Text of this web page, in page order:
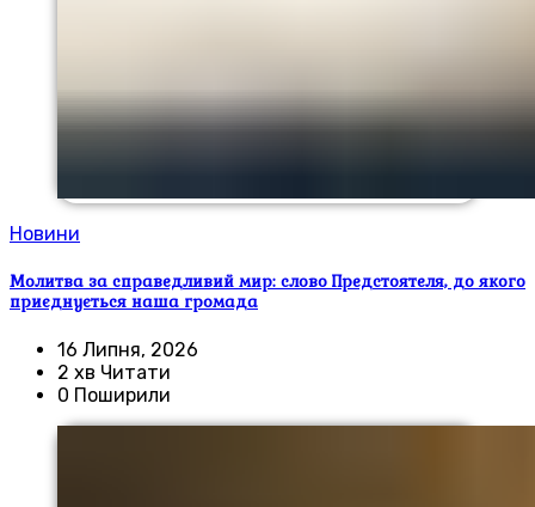
Новини
Молитва за справедливий мир: слово Предстоятеля, до якого
приєднується наша громада
16 Липня, 2026
2 хв Читати
0 Поширили